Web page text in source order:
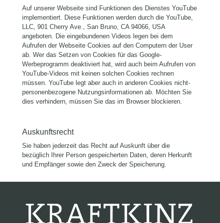
Auf unserer Webseite sind Funktionen des Dienstes YouTube
implementiert. Diese Funktionen werden durch die YouTube,
LLC, 901 Cherry Ave., San Bruno, CA 94066, USA
angeboten. Die eingebundenen Videos legen bei dem
Aufrufen der Webseite Cookies auf den Computern der User
ab. Wer das Setzen von Cookies für das Google-
Werbeprogramm deaktiviert hat, wird auch beim Aufrufen von
YouTube-Videos mit keinen solchen Cookies rechnen
müssen. YouTube legt aber auch in anderen Cookies nicht-
personenbezogene Nutzungsinformationen ab. Möchten Sie
dies verhindern, müssen Sie das im Browser blockieren.
Auskunftsrecht
Sie haben jederzeit das Recht auf Auskunft über die
bezüglich Ihrer Person gespeicherten Daten, deren Herkunft
und Empfänger sowie den Zweck der Speicherung.